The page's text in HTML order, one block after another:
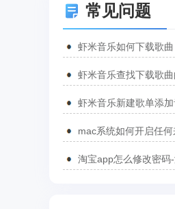
常见问题
虾米音乐如何下载歌
虾米音乐查找下载歌
虾米音乐新建歌单添
mac系统如何开启任何
淘宝app怎么修改密码